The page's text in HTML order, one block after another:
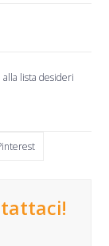
alla lista desideri